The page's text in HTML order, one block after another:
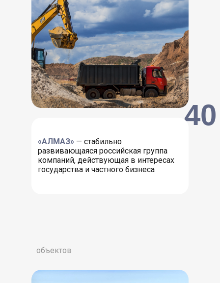
объектов
40
«АЛМАЗ» — стабильно
развивающаяся российская группа
компаний, действующая в интересах
государства и частного бизнеса